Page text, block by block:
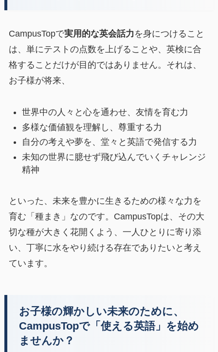
CampusTopで実用的な英会話力 を身につけること
は、単にテストの点数を上げることや、英検に合
格することだけが目的ではありません。それは、
お子様が将来、
世界中の人々と心を通わせ、友情を育む力
多様な価値観を理解し、尊重する力
自分の考えや夢を、堂々と英語で発信する力
未知の世界に臆せず飛び込んでいくチャレンジ
精神
といった、未来を豊かに生きるための様々な力を
育む「種まき」なのです。CampusTopは、その大
切な種が大きく花開くよう、一人ひとりに寄り添
い、丁寧に水をやり続ける存在でありたいと考え
ています。
お子様の輝かしい未来のために、
CampusTopで「使える英語」を始め
ませんか？